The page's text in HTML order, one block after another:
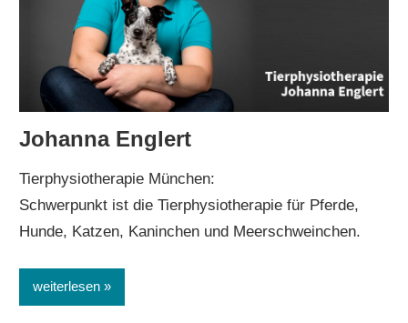
Johanna Englert
Tierphysiotherapie München:
Schwerpunkt ist die Tierphysiotherapie für Pferde,
Hunde, Katzen, Kaninchen und Meerschweinchen.
weiterlesen